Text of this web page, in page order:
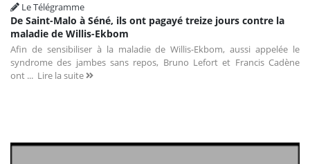
Le Télégramme
De Saint-Malo à Séné, ils ont pagayé treize jours contre la
maladie de Willis-Ekbom
Afin de sensibiliser à la maladie de Willis-Ekbom, aussi appelée le
syndrome des jambes sans repos, Bruno Lefort et Francis Cadène
ont ... Lire la suite